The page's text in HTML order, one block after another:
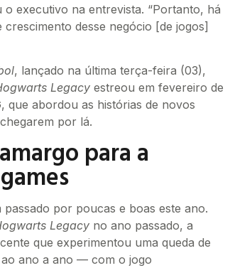
executivo na entrevista. “Portanto, há
desse negócio [de jogos]
, lançado na última terça-feira (03),
Legacy estreou em fevereiro de
que abordou as histórias de novos
por lá.
para a
por poucas e boas este ano.
Legacy no ano passado, a
que experimentou uma queda de
ao ano a ano — com o jogo